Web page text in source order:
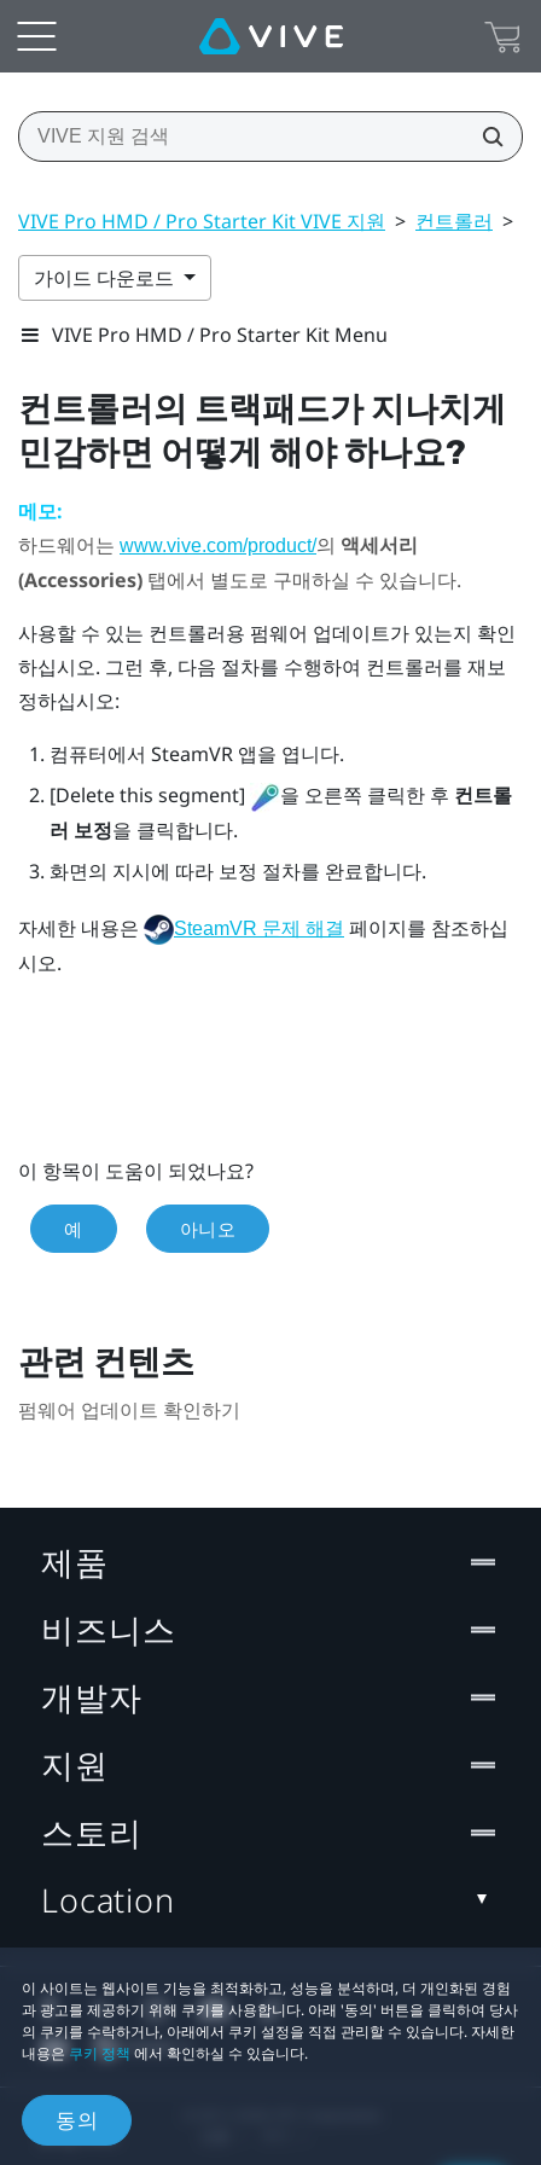
VIVE Pro HMD / Pro Starter Kit VIVE 지원 > 컨트롤러 >
가이드 다운로드
VIVE Pro HMD / Pro Starter Kit Menu
컨트롤러의 트랙패드가 지나치게
민감하면 어떻게 해야 하나요?
메모:
하드웨어는 www.vive.com/product/의 액세서리
(Accessories) 탭에서 별도로 구매하실 수 있습니다.
사용할 수 있는 컨트롤러용 펌웨어 업데이트가 있는지 확인
하십시오. 그런 후, 다음 절차를 수행하여 컨트롤러를 재보
정하십시오:
컴퓨터에서 SteamVR앱을 엽니다.
[Delete this segment]
을 오른쪽 클릭한 후 컨트롤
러 보정을 클릭합니다.
화면의 지시에 따라 보정 절차를 완료합니다.
자세한 내용은 SteamVR 문제 해결 페이지를 참조하십
시오.
이 항목이 도움이 되었나요?
예 아니오
관련 컨텐츠
펌웨어 업데이트 확인하기
이 사이트는 웹사이트 기능을 최적화하고, 성능을 분석하며, 더 개인화된 경험
과 광고를 제공하기 위해 쿠키를 사용합니다. 아래 '동의' 버튼을 클릭하여 당사
의 쿠키를 수락하거나, 아래에서 쿠키 설정을 직접 관리할 수 있습니다. 자세한
내용은 쿠키 정책 에서 확인하실 수 있습니다.
동의
제품
비즈니스
개발자
지원
스토리
Location